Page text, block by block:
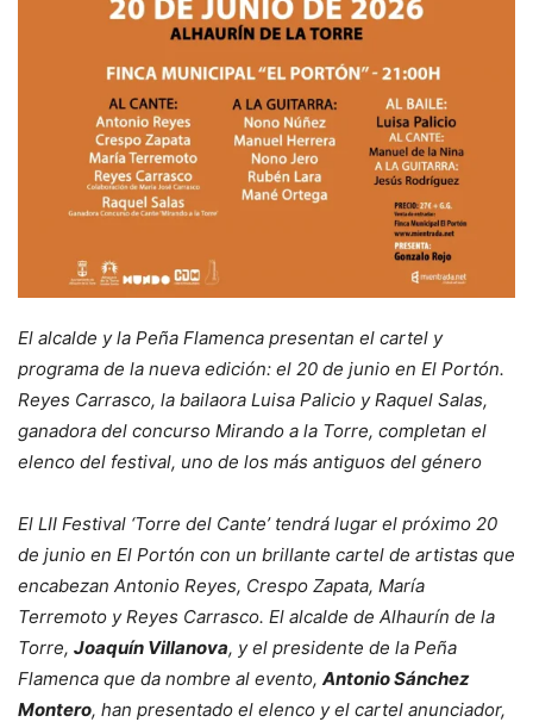
El alcalde y la Peña Flamenca presentan el cartel y
programa de la nueva edición: el 20 de junio en El Portón.
Reyes Carrasco, la bailaora Luisa Palicio y Raquel Salas,
ganadora del concurso Mirando a la Torre, completan el
elenco del festival, uno de los más antiguos del género
El LII Festival ‘Torre del Cante’ tendrá lugar el próximo 20
de junio en El Portón con un brillante cartel de artistas que
encabezan Antonio Reyes, Crespo Zapata, María
Terremoto y Reyes Carrasco. El alcalde de Alhaurín de la
Torre, Joaquín Villanova, y el presidente de la Peña
Flamenca que da nombre al evento, Antonio Sánchez
Montero, han presentado el elenco y el cartel anunciador,